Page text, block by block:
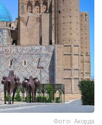
Фото: Акорда